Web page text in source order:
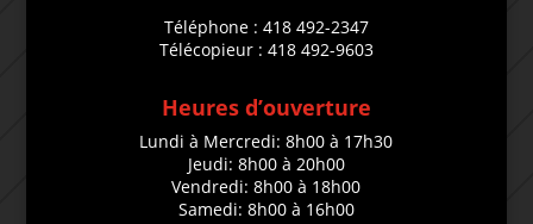
Téléphone : 418 492-2347
Télécopieur : 418 492-9603
Heures d’ouverture
Lundi à Mercredi: 8h00 à 17h30
Jeudi: 8h00 à 20h00
Vendredi: 8h00 à 18h00
Samedi: 8h00 à 16h00